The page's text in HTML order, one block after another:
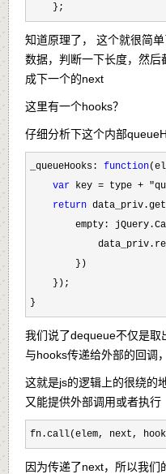
    };
知道原理了， 这个就很简
数据，判断一下长度，然后
成下一个的next
这里有一个hooks？
仔细分析下这个内部
_queueHooks: function
var key = type +
return
empty:
        })
    });
}
我们说了dequeue不仅是取
与hooks传递给外部的回调，
这就是js的逻辑上的很绕的
又能提供外部调用或者执行
fn.call(elem, next,
因为传递了next，所以我们